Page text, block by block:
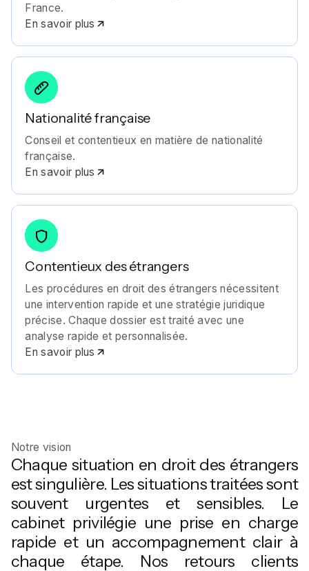
France.
En savoir plus
Nationalité française
Conseil et contentieux en matière de nationalité
française.
En savoir plus
Contentieux des étrangers
Les procédures en droit des étrangers nécessitent
une intervention rapide et une stratégie juridique
précise. Chaque dossier est traité avec une
analyse rapide et personnalisée.
En savoir plus
Notre vision
Chaque situation en droit des étrangers
est singulière. Les situations traitées sont
souvent urgentes et sensibles. Le
cabinet privilégie une prise en charge
rapide et un accompagnement clair à
chaque étape. Nos retours clients